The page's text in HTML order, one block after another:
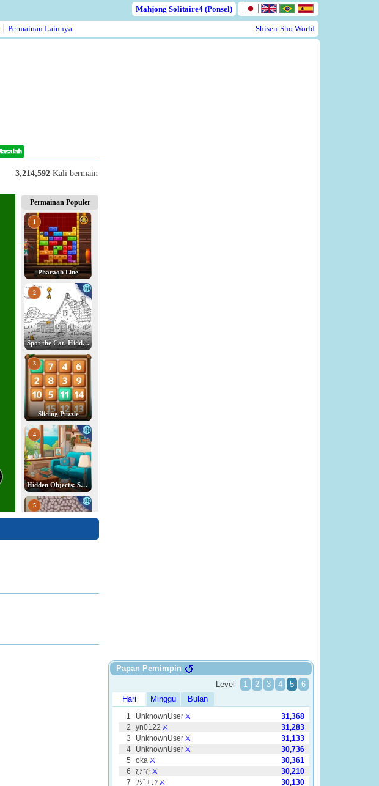
Mahjong Solitaire4 (Ponsel)
Permainan Lainnya Shisen-Sho World
3,214,592 Kali bermain
Permainan Populer
1
Pharaoh Line
2
Spot the Cat. Hidden Cats
3
Sliding Puzzle
4
Hidden Objects: Search for Items
5
7